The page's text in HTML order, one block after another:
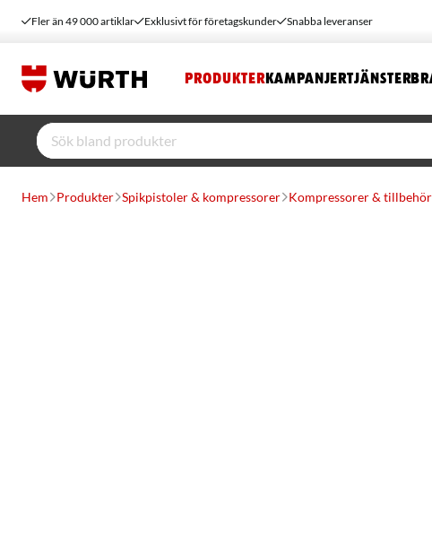
Fler än 49 000 artiklar Exklusivt för företagskunder Snabba leveranser
PRODUKTER KAMPANJERTJÄNSTER
Hem Produkter Spikpistoler & kompressorer Kompressorer & tillbehör